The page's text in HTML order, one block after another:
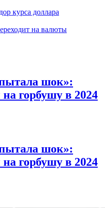
курса доллара
на валюты
шок»:
горбушу в 2024
шок»:
горбушу в 2024